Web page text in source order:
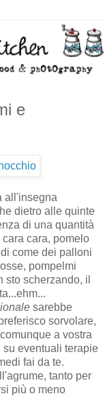
e
all'insegna
dietro alle quinte
di una quantità
cara, pomelo
come dei palloni
pompelmi
scherzando, il
sarebbe
sorvolare,
a vostra
eventuali terapie
fai da te.
tanto per
più o meno